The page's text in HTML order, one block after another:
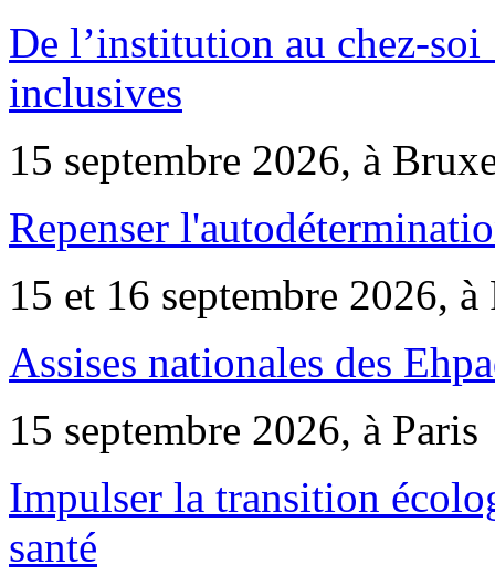
De l’institution au chez-
inclusives
15 septembre 2026, à
Repenser
15 et 16 septembre 2026, à
Assises nationales des
15 septembre 2026, à Paris
Impulser la transition
santé